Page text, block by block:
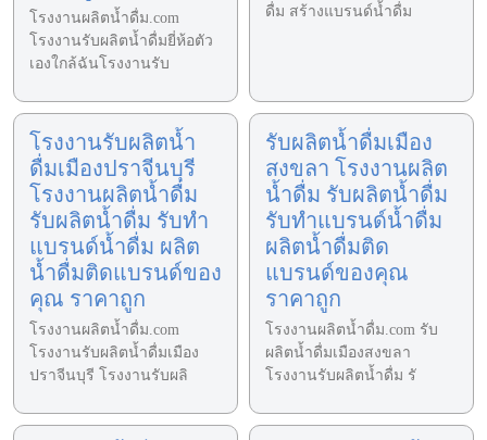
โรงงานผลิตน้ำดื่ม.com
โรงงานรับผลิตน้ำดื่มยี่ห้อตัว
เองใกล้ฉันโรงงานรับ
ดื่ม สร้างแบรนด์น้ำดื่ม
โรงงานรับผลิตน้ำ
ดื่มเมืองปราจีนบุรี
โรงงานผลิตน้ำดื่ม
รับผลิตน้ำดื่ม รับทำ
แบรนด์น้ำดื่ม ผลิต
น้ำดื่มติดแบรนด์ของ
คุณ ราคาถูก
โรงงานผลิตน้ำดื่ม.com
โรงงานรับผลิตน้ำดื่มเมือง
ปราจีนบุรี โรงงานรับผลิ
รับผลิตน้ำดื่มเมือง
สงขลา โรงงานผลิต
น้ำดื่ม รับผลิตน้ำดื่ม
รับทำแบรนด์น้ำดื่ม
ผลิตน้ำดื่มติด
แบรนด์ของคุณ
ราคาถูก
โรงงานผลิตน้ำดื่ม.com รับ
ผลิตน้ำดื่มเมืองสงขลา
โรงงานรับผลิตน้ำดื่ม รั